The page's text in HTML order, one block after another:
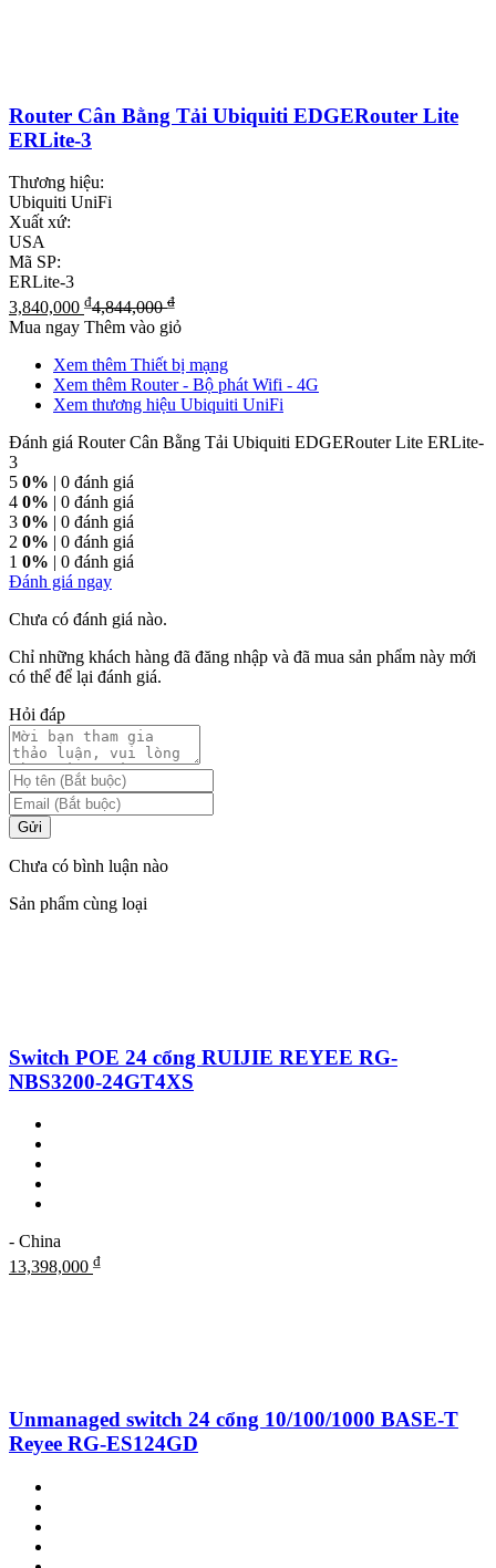
Router Cân Bằng Tải Ubiquiti EDGERouter Lite
ERLite-3
Thương hiệu:
Ubiquiti UniFi
Xuất xứ:
USA
Mã SP:
ERLite-3
3,840,000 ₫4,844,000₫
Mua ngay Thêm vào giỏ
Xem thêm Thiết bị mạng
Xem thêm Router - Bộ phát Wifi - 4G
Xem thương hiệu Ubiquiti UniFi
Đánh giá Router Cân Bằng Tải Ubiquiti EDGERouter Lite ERLite-
3
5 0% | 0 đánh giá
4 0% | 0 đánh giá
3 0% | 0 đánh giá
2 0% | 0 đánh giá
1 0% | 0 đánh giá
Đánh giá ngay
Chưa có đánh giá nào.
Chỉ những khách hàng đã đăng nhập và đã mua sản phẩm này mới
có thể để lại đánh giá.
Hỏi đáp
Gửi
Chưa có bình luận nào
Sản phẩm cùng loại
Switch POE 24 cổng RUIJIE REYEE RG-
NBS3200-24GT4XS
- China
13,398,000 ₫
Unmanaged switch 24 cổng 10/100/1000 BASE-T
Reyee RG-ES124GD